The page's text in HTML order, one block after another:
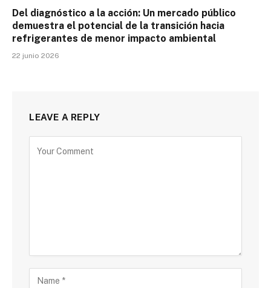
Del diagnóstico a la acción: Un mercado público
demuestra el potencial de la transición hacia
refrigerantes de menor impacto ambiental
22 junio 2026
LEAVE A REPLY